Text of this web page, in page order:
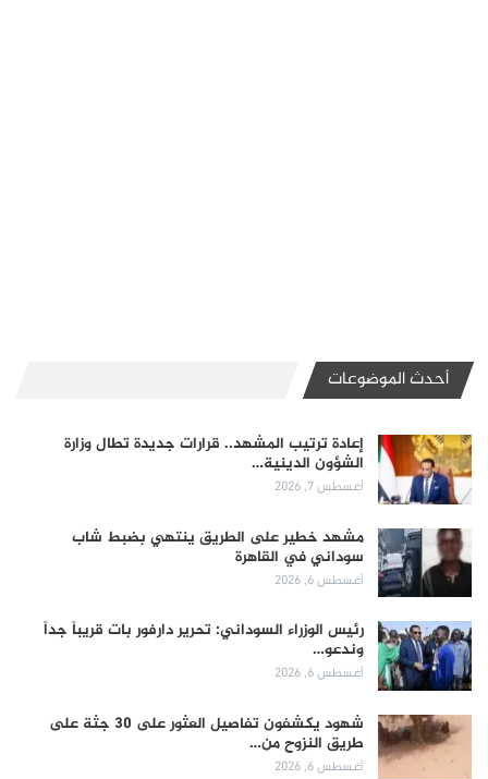
أحدث الموضوعات
إعادة ترتيب المشهد.. قرارات جديدة تطال وزارة
الشؤون الدينية…
أغسطس 7, 2026
مشهد خطير على الطريق ينتهي بضبط شاب
سوداني في القاهرة
أغسطس 6, 2026
رئيس الوزراء السوداني: تحرير دارفور بات قريباً جداً
وندعو…
أغسطس 6, 2026
شهود يكشفون تفاصيل العثور على 30 جثة على
طريق النزوح من…
أغسطس 6, 2026